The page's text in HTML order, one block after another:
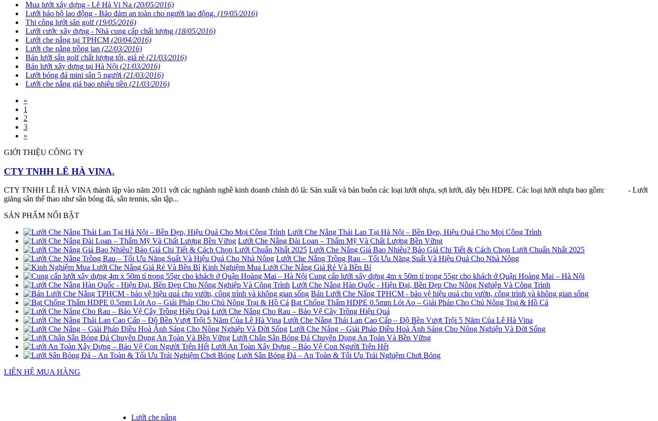
Mua lưới xây dựng - Lê Hà Vi Na (20/05/2016)
Lưới bảo hộ lao động - Bảo đảm an toàn cho người lao động. (19/05/2016)
Thi công lưới sân golf(19/05/2016)
Lưới cước xây dựng - Nhà cung cấp chất lượng (18/05/2016)
Lưới che nắng tại TPHCM (20/04/2016)
Lưới che nắng trồng lan (22/03/2016)
Bán lưới sân golf chất lượng tốt, giá rẻ (21/03/2016)
Bán lưới xây dựng tại Hà Nội (21/03/2016)
Lưới bóng đá mini sân 5 người (21/03/2016)
Lưới che nắng giá bao nhiêu tiền (21/03/2016)
«
1
2
3
»
GIỚI THIỆU CÔNG TY
CTY TNHH LÊ HÀ VINA.
CTY TNHH LÊ HÀ VINA thành lập vào năm 2011 với các nghành nghề kinh doanh chính đó là: Sản xuất và bán buôn các loại lưới nhựa, sợi lưới, dây bện HDPE. Các loại lưới nhựa bao gồm: - Lưới
giăng sân thể thao như sân bóng đá, sân tennis, sân tập...
SẢN PHẨM NỔI BẬT
Lưới Che Nắng Thái Lan Tại Hà Nội – Bền Đẹp, Hiệu Quả Cho Mọi Công Trình
Lưới Che Nắng Đài Loan – Thẩm Mỹ Và Chất Lượng Bền Vững
Lưới Che Nắng Giá Bao Nhiêu? Báo Giá Chi Tiết & Cách Chọn Lưới Chuẩn Nhất 2025
Lưới Che Nắng Trồng Rau – Tối Ưu Năng Suất Và Hiệu Quả Cho Nhà Nông
Kinh Nghiệm Mua Lưới Che Nắng Giá Rẻ Và Bền Bỉ
Cung cấp lưới xây dựng 4m x 50m tỉ trọng 55gr cho khách ở Quận Hoàng Mai – Hà Nội
Lưới Che Nắng Hàn Quốc - Hiện Đại, Bền Đẹp Cho Nông Nghiệp Và Công Trình
Bán Lưới Che Nắng TPHCM - bảo vệ hiệu quả cho vườn, công trình và không gian sống
Bạt Chống Thấm HDPE 0.5mm Lót Ao – Giải Pháp Cho Chủ Nông Trại & Hồ Cá
Lưới Che Nắng Cho Rau – Bảo Vệ Cây Trồng Hiệu Quả
Lưới Che Nắng Thái Lan Cao Cấp – Độ Bền Vượt Trội 5 Năm Của Lê Hà Vina
Lưới Che Nắng – Giải Pháp Điều Hoà Ánh Sáng Cho Nông Nghiệp Và Đời Sống
Lưới Chắn Sân Bóng Đá Chuyên Dụng An Toàn Và Bền Vững
Lưới An Toàn Xây Dựng – Bảo Vệ Con Người Trên Hết
Lưới Sân Bóng Đá – An Toàn & Tối Ưu Trải Nghiệm Chơi Bóng
LIÊN HỆ MUA HÀNG
Lưới che nắng